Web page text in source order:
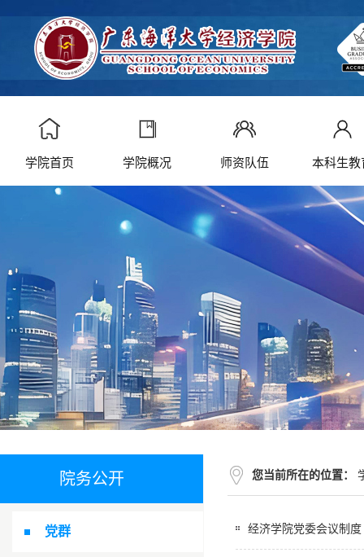
学院首页 学院概况 师资队伍 本科生教
院务公开
党群
您当前所在的位置：
经济学院党委会议制度